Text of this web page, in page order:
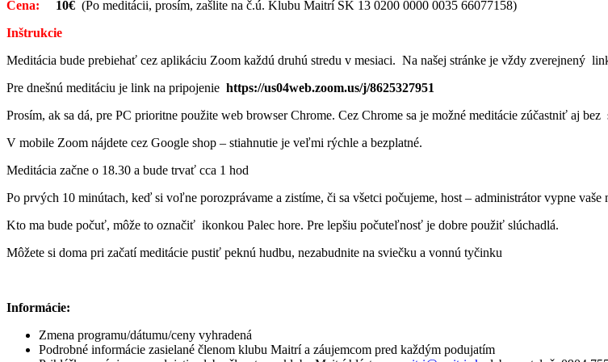
Cena: 10€ (Po meditácii, prosím, zašlite na č.ú. Klubu Maitrí SK 13 0200 0000 0035 66077158)
Inštrukcie
Meditácia bude prebiehať cez aplikáciu Zoom každú druhú stredu v mesiaci. Na našej stránke je vždy zverejnený
Pre dnešnú meditáciu je link na pripojenie https://us04web.zoom.us/j/8625327951
Prosím, ak sa dá, pre PC prioritne použite web browser Chrome. Cez Chrome sa je možné meditácie zúčastniť aj
V mobile Zoom nájdete cez Google shop – stiahnutie je veľmi rýchle a bezplatné.
Meditácia začne o 18.30 a bude trvať cca 1 hod
Po prvých 10 minútach, keď si voľne porozprávame a zistíme, či sa všetci počujeme, host – administrátor vypne
Kto ma bude počuť, môže to označiť ikonkou Palec hore. Pre lepšiu počuteľnosť je dobre použiť slúchadlá.
Môžete si doma pri začatí meditácie pustiť peknú hudbu, nezabudnite na sviečku a vonnú tyčinku
Informácie:
Zmena programu/dátumu/ceny vyhradená
Podrobné informácie zasielané členom klubu Maitrí a záujemcom pred každým podujatím